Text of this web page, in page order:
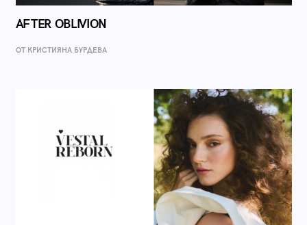
AFTER OBLIVION
ОТ КРИСТИЯНА БУРДЕВА